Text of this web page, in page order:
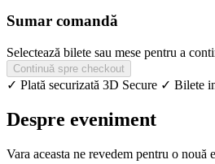
Sumar comandă
Selectează bilete sau mese pentru a
Continuă spre checkout
✓ Plată securizată 3D Secure ✓ Bilete
Despre eveniment
Vara aceasta ne revedem pentru o